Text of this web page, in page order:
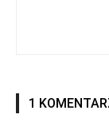
1